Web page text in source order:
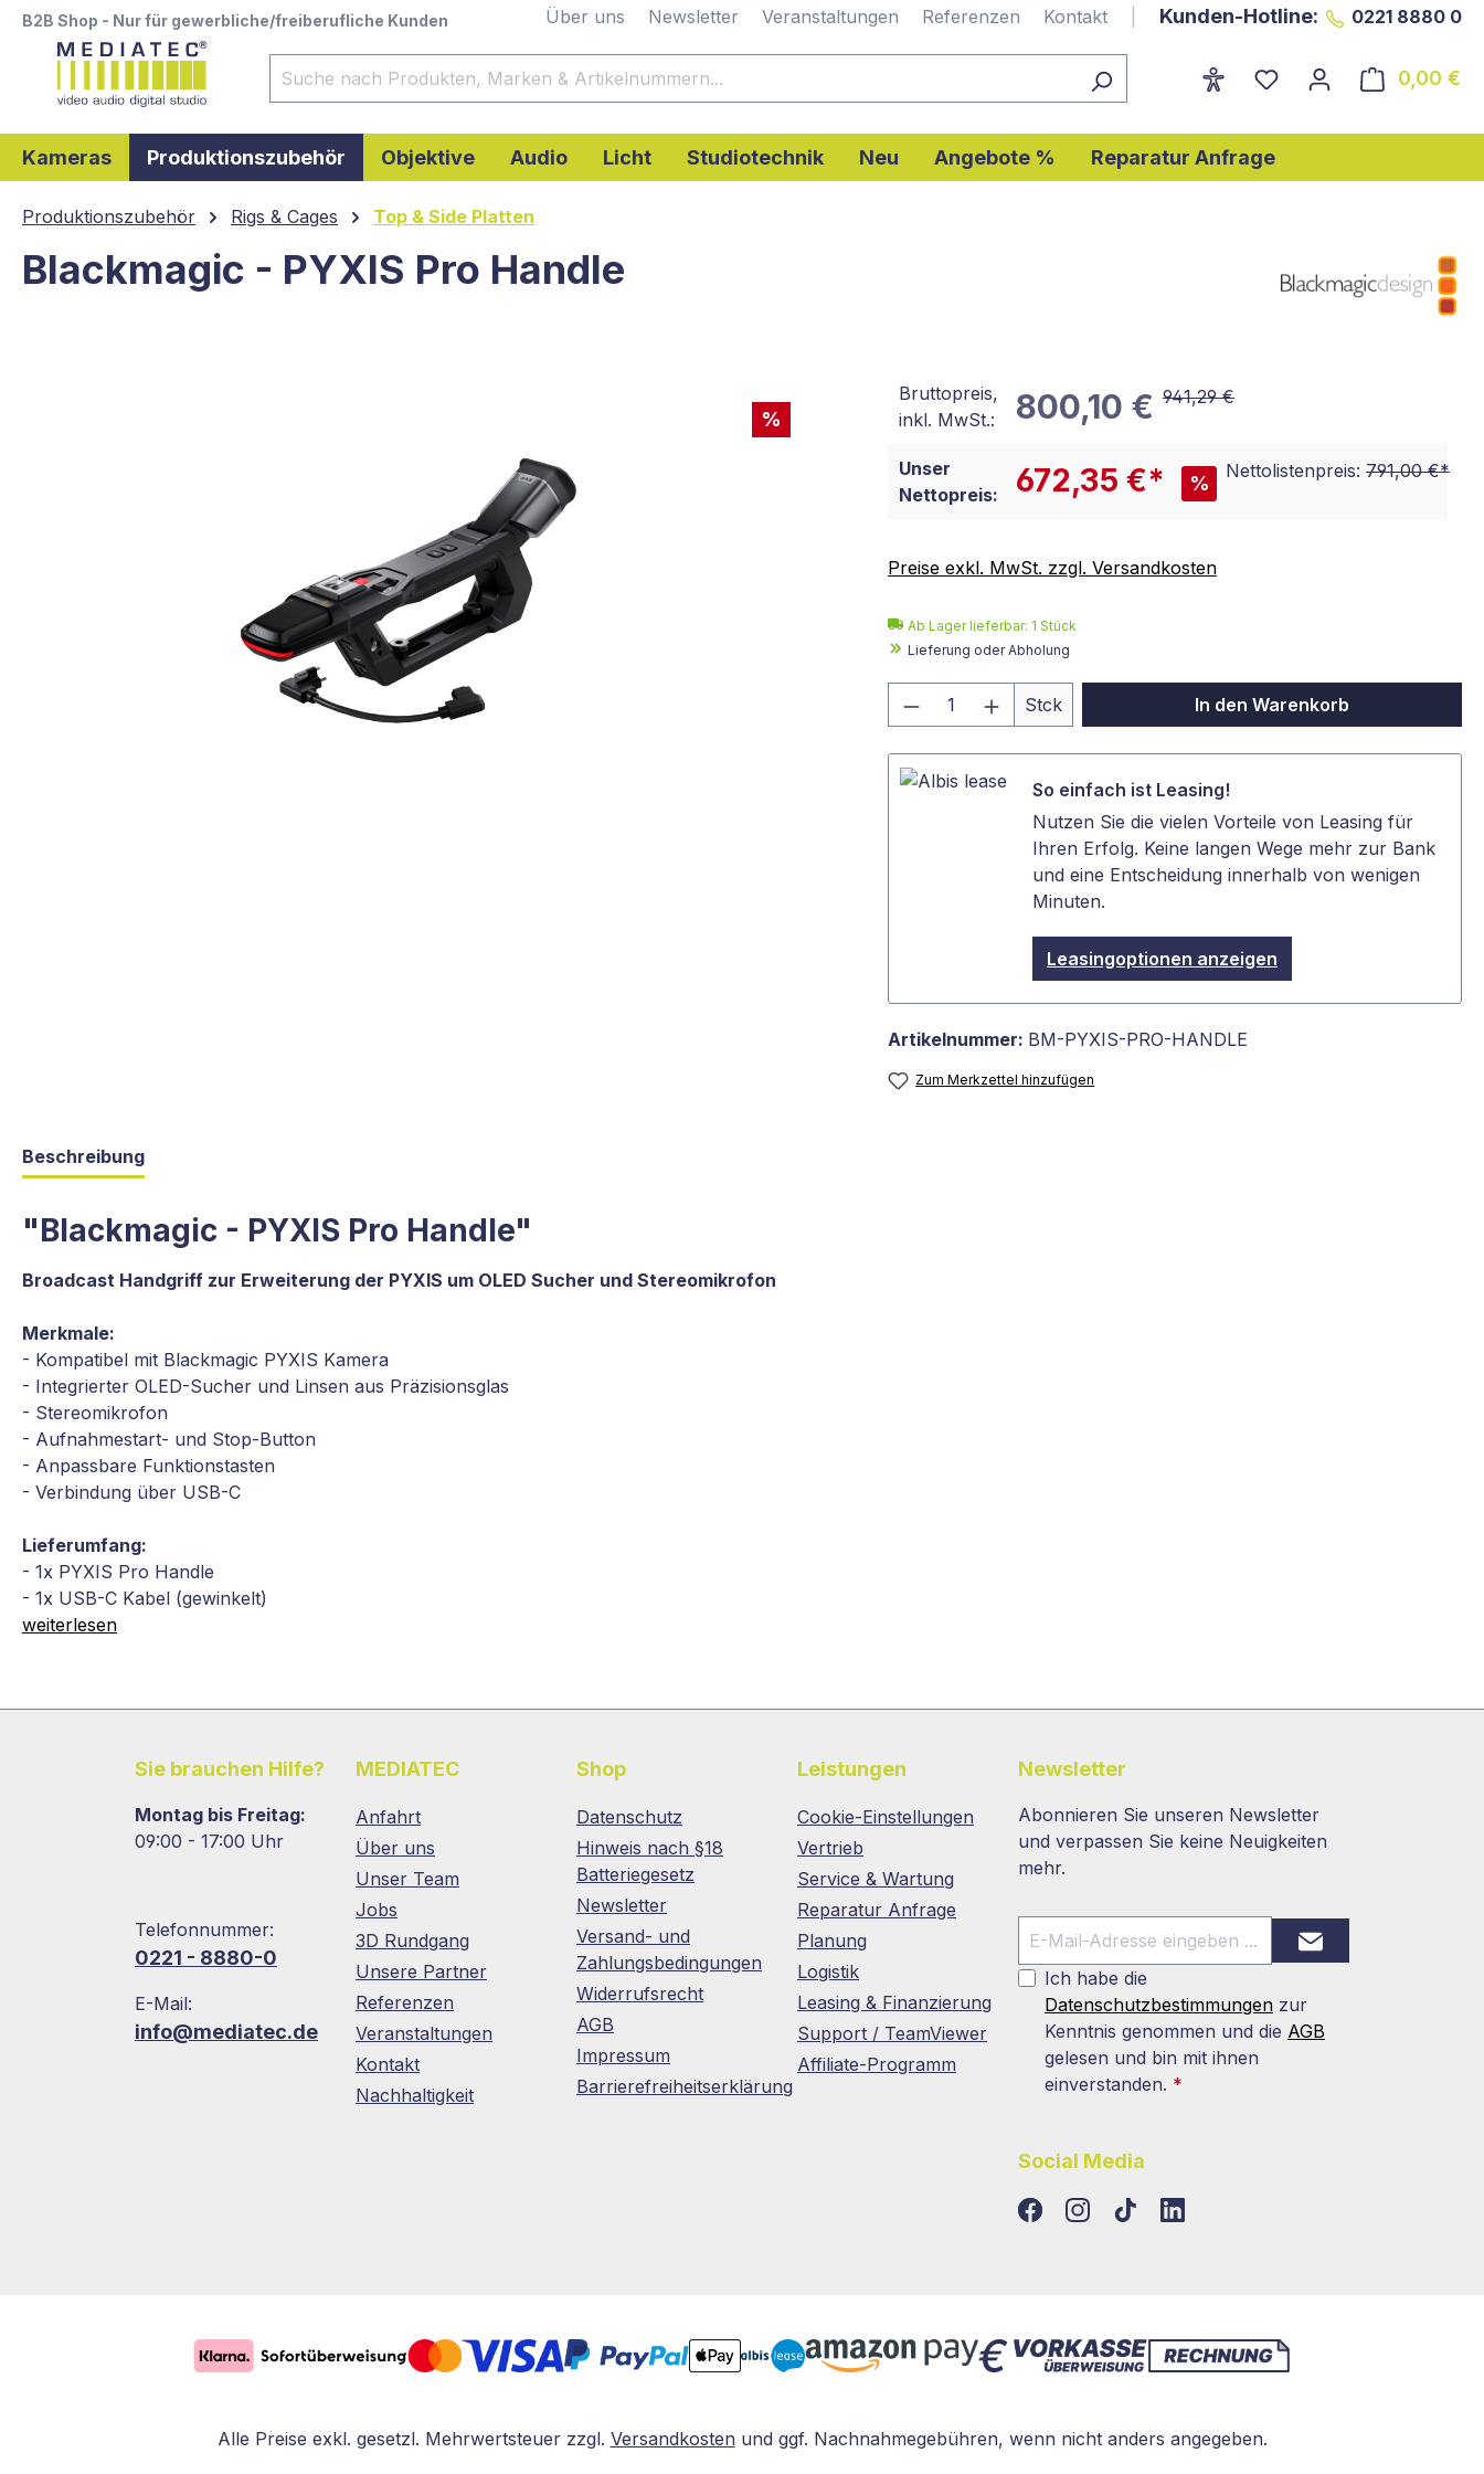
Zur Hauptnavigation springen
B2B Shop - Nur für gewerbliche/freiberufliche Kunden Über uns Newsletter Veranstaltungen Referenzen Kontakt Kunden-Hotline: 0221 8880 0
0,00 €
Kameras Produktionszubehör Objektive Audio Licht Studiotechnik Neu Angebote % Reparatur Anfrage
Produktionszubehör Rigs & Cages Top & Side Platten
Blackmagic - PYXIS Pro Handle
%
Bruttopreis,
inkl. MwSt.:
800,10 € 941,29 €
Unser
Nettopreis:
672,35 €* %
Nettolistenpreis: 791,00 €*
Preise exkl. MwSt. zzgl. Versandkosten
Ab Lager lieferbar: 1 Stück
Lieferung oder Abholung
Produkt Anzahl: Gib den gewünschten Wert
Stck In den Warenkorb
So einfach ist Leasing!
Nutzen Sie die vielen Vorteile von Leasing für
Ihren Erfolg. Keine langen Wege mehr zur Bank
und eine Entscheidung innerhalb von wenigen
Minuten.
Leasingoptionen anzeigen
Artikelnummer: BM-PYXIS-PRO-HANDLE
Zum Merkzettel hinzufügen
Beschreibung
"Blackmagic - PYXIS Pro Handle"
Broadcast Handgriff zur Erweiterung der PYXIS um OLED Sucher und Stereomikrofon
Merkmale:
- Kompatibel mit Blackmagic PYXIS Kamera
- Integrierter OLED-Sucher und Linsen aus Präzisionsglas
- Stereomikrofon
- Aufnahmestart- und Stop-Button
- Anpassbare Funktionstasten
- Verbindung über USB-C
Lieferumfang:
- 1x PYXIS Pro Handle
- 1x USB-C Kabel (gewinkelt)
weiterlesen
Sie brauchen Hilfe?
Montag bis Freitag:
09:00 - 17:00 Uhr
Telefonnummer:
0221 - 8880-0
E-Mail:
info@mediatec.de
MEDIATEC
Anfahrt
Über uns
Unser Team
Jobs
3D Rundgang
Unsere Partner
Referenzen
Veranstaltungen
Kontakt
Nachhaltigkeit
Shop
Datenschutz
Hinweis nach §18
Batteriegesetz
Newsletter
Versand- und
Zahlungsbedingungen
Widerrufsrecht
AGB
Impressum
Barrierefreiheitserklärung
Leistungen
Cookie-Einstellungen
Vertrieb
Service & Wartung
Reparatur Anfrage
Planung
Logistik
Leasing & Finanzierung
Support / TeamViewer
Affiliate-Programm
Newsletter
Abonnieren Sie unseren Newsletter
und verpassen Sie keine Neuigkeiten
mehr.
Ich habe die
Datenschutzbestimmungen zur
Kenntnis genommen und die AGB
gelesen und bin mit ihnen
einverstanden. *
Social Media
TikTokLinkedIn
Alle Preise exkl. gesetzl. Mehrwertsteuer zzgl. Versandkosten und ggf. Nachnahmegebühren, wenn nicht anders angegeben.